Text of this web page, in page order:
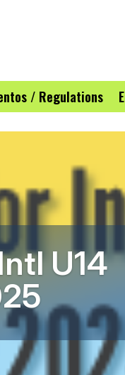
/ Regulations
U14